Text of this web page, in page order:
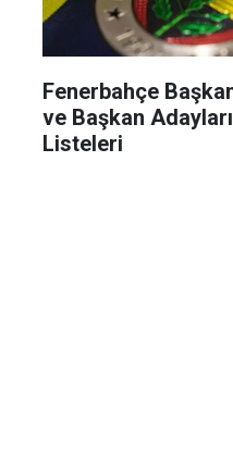
Fenerbahçe
ve Başkan
Listeleri